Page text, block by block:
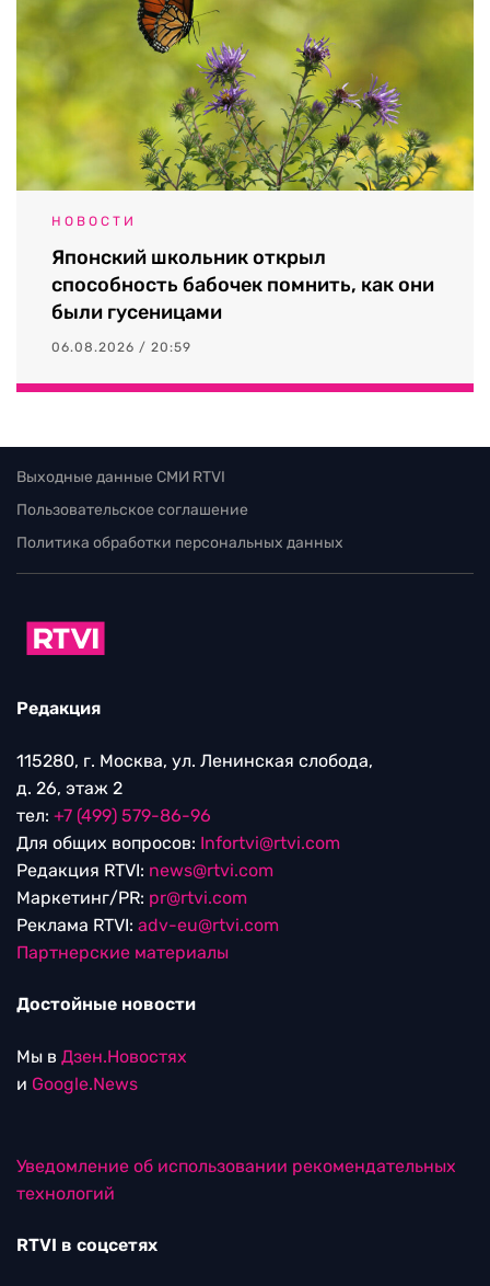
НОВОСТИ
Японский школьник открыл
способность бабочек помнить, как они
были гусеницами
06.08.2026 / 20:59
Выходные данные СМИ RTVI
Пользовательское соглашение
Политика обработки персональных данных
Редакция
115280, г. Москва, ул. Ленинская слобода,
д. 26, этаж 2
тел: +7 (499) 579-86-96
Для общих вопросов: Infortvi@rtvi.com
Редакция RTVI: news@rtvi.com
Маркетинг/PR: pr@rtvi.com
Реклама RTVI: adv-eu@rtvi.com
Партнерские материалы
Достойные новости
Мы в Дзен.Новостях
и Google.News
Уведомление об использовании рекомендательных
технологий
RTVI в соцсетях